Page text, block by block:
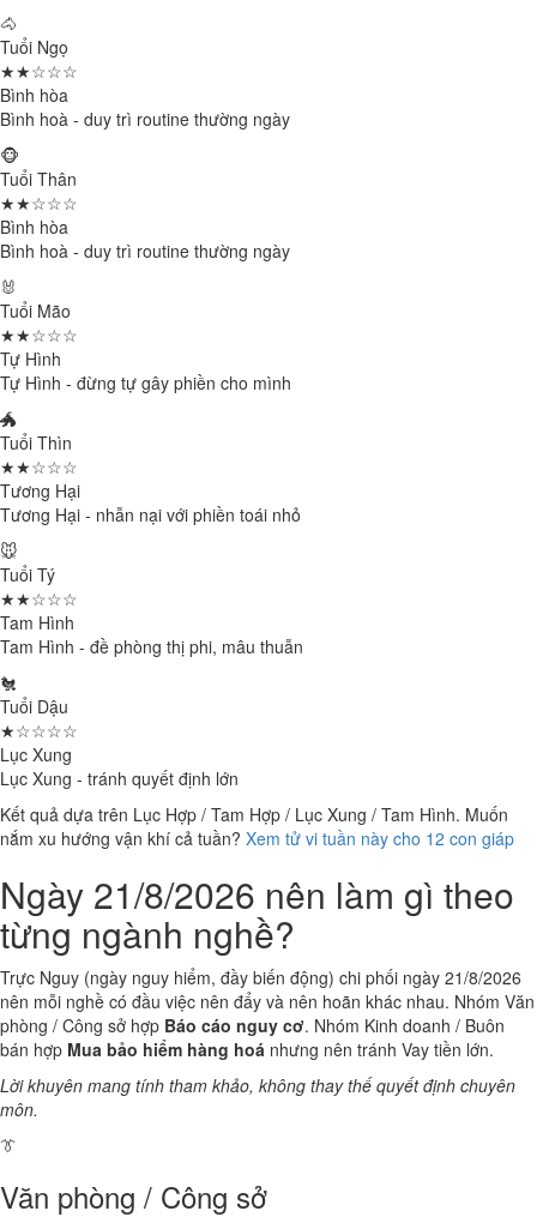
🐴
Tuổi Ngọ
★★☆☆☆
Bình hòa
Bình hoà - duy trì routine thường ngày
🐵
Tuổi Thân
★★☆☆☆
Bình hòa
Bình hoà - duy trì routine thường ngày
🐰
Tuổi Mão
★★☆☆☆
Tự Hình
Tự Hình - đừng tự gây phiền cho mình
🐲
Tuổi Thìn
★★☆☆☆
Tương Hại
Tương Hại - nhẫn nại với phiền toái nhỏ
🐭
Tuổi Tý
★★☆☆☆
Tam Hình
Tam Hình - đề phòng thị phi, mâu thuẫn
🐔
Tuổi Dậu
★☆☆☆☆
Lục Xung
Lục Xung - tránh quyết định lớn
Kết quả dựa trên Lục Hợp / Tam Hợp / Lục Xung / Tam Hình. Muốn
nắm xu hướng vận khí cả tuần? Xem tử vi tuần này cho 12 con giáp
Ngày 21/8/2026 nên làm gì theo
từng ngành nghề?
Trực Nguy (ngày nguy hiểm, đầy biến động) chi phối ngày 21/8/2026
nên mỗi nghề có đầu việc nên đẩy và nên hoãn khác nhau. Nhóm Văn
phòng / Công sở hợp Báo cáo nguy cơ. Nhóm Kinh doanh / Buôn
bán hợp Mua bảo hiểm hàng hoá nhưng nên tránh Vay tiền lớn.
Lời khuyên mang tính tham khảo, không thay thế quyết định chuyên
môn.
👔
Văn phòng / Công sở